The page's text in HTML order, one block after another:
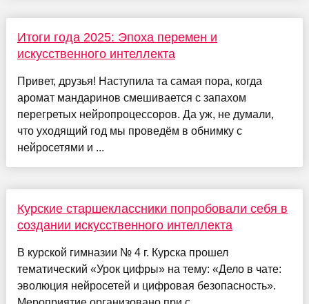
Итоги года 2025: Эпоха перемен и
искусственного интеллекта
Привет, друзья! Наступила та самая пора, когда
аромат мандаринов смешивается с запахом
перегретых нейропроцессоров. Да уж, не думали,
что уходящий год мы проведём в обнимку с
нейросетями и ...
Курские старшеклассники попробовали себя в
создании искусственного интеллекта
В курской гимназии № 4 г. Курска прошел
тематический «Урок цифры» на тему: «Дело в чате:
эволюция нейросетей и цифровая безопасность».